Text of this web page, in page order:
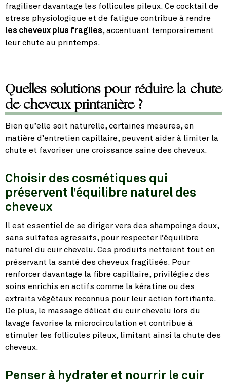
fragiliser davantage les follicules pileux. Ce cocktail de
stress physiologique et de fatigue contribue à rendre
les cheveux plus fragiles, accentuant temporairement
leur chute au printemps.
Quelles solutions pour réduire la chute
de cheveux printanière ?
Bien qu’elle soit naturelle, certaines mesures, en
matière d’entretien capillaire, peuvent aider à limiter la
chute et favoriser une croissance saine des cheveux.
Choisir des cosmétiques qui
préservent l’équilibre naturel des
cheveux
Il est essentiel de se diriger vers des shampoings doux,
sans sulfates agressifs, pour respecter l’équilibre
naturel du cuir chevelu. Ces produits nettoient tout en
préservant la santé des cheveux fragilisés. Pour
renforcer davantage la fibre capillaire, privilégiez des
soins enrichis en actifs comme la kératine ou des
extraits végétaux reconnus pour leur action fortifiante.
De plus, le massage délicat du cuir chevelu lors du
lavage favorise la microcirculation et contribue à
stimuler les follicules pileux, limitant ainsi la chute des
cheveux.
Penser à hydrater et nourrir le cuir